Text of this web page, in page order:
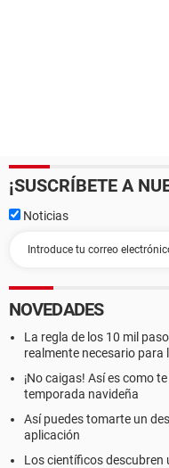
¡SUSCRÍBETE A
Noticias
NOVEDADES
La regla de los 10 mil
realmente necesario para
¡No caigas! Así es como
temporada navideña
Así puedes tomarte un
aplicación
Los científicos descubren